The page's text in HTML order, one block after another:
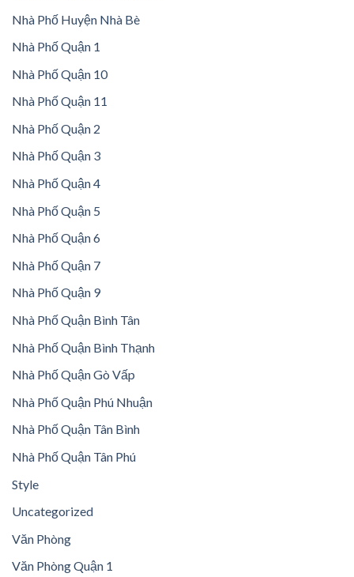
Nhà Phố Huyện Nhà Bè
Nhà Phố Quận 1
Nhà Phố Quận 10
Nhà Phố Quận 11
Nhà Phố Quận 2
Nhà Phố Quận 3
Nhà Phố Quận 4
Nhà Phố Quận 5
Nhà Phố Quận 6
Nhà Phố Quận 7
Nhà Phố Quận 9
Nhà Phố Quận Bình Tân
Nhà Phố Quận Bình Thạnh
Nhà Phố Quận Gò Vấp
Nhà Phố Quận Phú Nhuận
Nhà Phố Quận Tân Bình
Nhà Phố Quận Tân Phú
Style
Uncategorized
Văn Phòng
Văn Phòng Quận 1